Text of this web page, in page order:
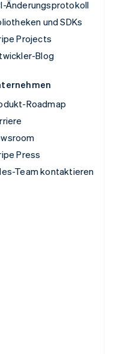
Änderungsprotokoll
und SDKs
Projects
Blog
Roadmap
Press
Team kontaktieren